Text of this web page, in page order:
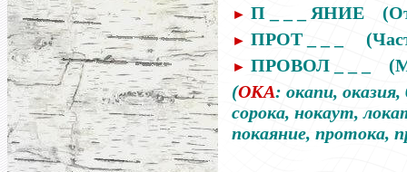
► П _ _ _ ЯНИЕ (
► ПРОТ _ _ _
► ПРОВОЛ _ _ _
(ОКА: окапи, оказия,
сорока, нокаут,
покаяние, протока,